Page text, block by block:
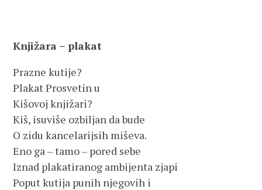
Knjižara – plakat
Prazne kutije?
Plakat Prosvetin u
Kišovoj knjižari?
Kiš, isuviše ozbiljan da bude
O zidu kancelarijsih miševa.
Eno ga – tamo – pored sebe
Iznad plakatiranog ambijenta zjapi
Poput kutija punih njegovih i